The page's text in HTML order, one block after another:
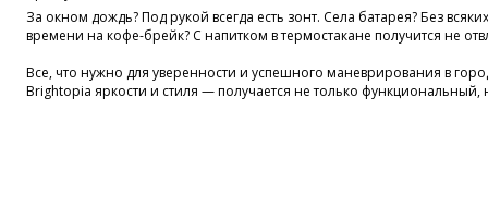
За окном дождь? Под рукой всегда есть зонт. Села батарея? Без
времени на кофе-брейк? С напитком в термостакане получится не
Все, что нужно для уверенности и успешного маневрирования в
Brightopia яркости и стиля — получается не только